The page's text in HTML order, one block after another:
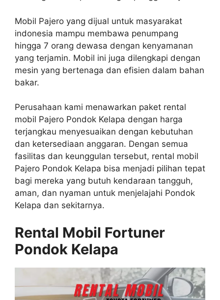
Mobil Pajero yang dijual untuk masyarakat
indonesia mampu membawa penumpang
hingga 7 orang dewasa dengan kenyamanan
yang terjamin. Mobil ini juga dilengkapi dengan
mesin yang bertenaga dan efisien dalam bahan
bakar.
Perusahaan kami menawarkan paket rental
mobil Pajero Pondok Kelapa dengan harga
terjangkau menyesuaikan dengan kebutuhan
dan ketersediaan anggaran. Dengan semua
fasilitas dan keunggulan tersebut, rental mobil
Pajero Pondok Kelapa bisa menjadi pilihan tepat
bagi mereka yang butuh kendaraan tangguh,
aman, dan nyaman untuk menjelajahi Pondok
Kelapa dan sekitarnya.
Rental Mobil Fortuner
Pondok Kelapa